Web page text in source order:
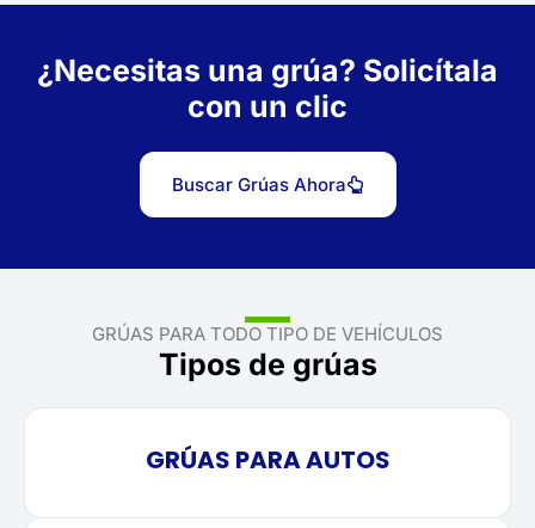
¿Necesitas una grúa? Solicítala
con un clic
Buscar Grúas Ahora
GRÚAS PARA TODO TIPO DE VEHÍCULOS
Tipos de grúas
GRÚAS PARA AUTOS